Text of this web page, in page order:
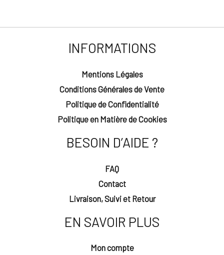
INFORMATIONS
Mentions Légales
Conditions Générales de Vente
Politique de Confidentialité
Politique en Matière de Cookies
BESOIN D’AIDE ?
FAQ
Contact
Livraison, Suivi et Retour
EN SAVOIR PLUS
Mon compte